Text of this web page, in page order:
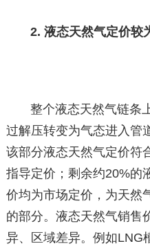
2. 液态天然气定价较
整个液态天然气链条
过解压转变为气态进入管
该部分液态天然气定价符
指导定价；剩余约20%的
价均为市场定价，为天然
的部分。液态天然气销售
异、区域差异。例如LNG